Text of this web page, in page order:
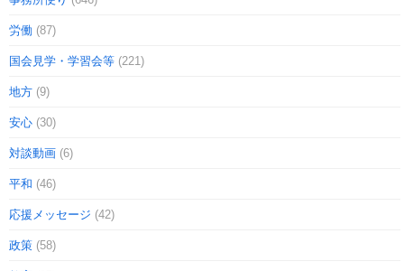
労働 (87)
国会見学・学習会等 (221)
地方 (9)
安心 (30)
対談動画 (6)
平和 (46)
応援メッセージ (42)
政策 (58)